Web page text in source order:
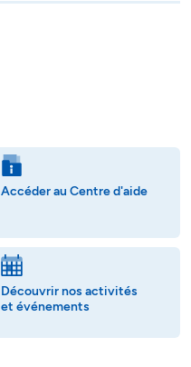
Accéder au Centre d'aide
Découvrir nos activités
et événements